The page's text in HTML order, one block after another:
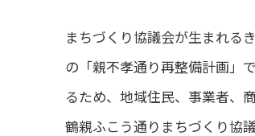
まちづくり協議会が生まれる
の「親不孝通り再整備計画」
るため、地域住民、事業者、
鶴親ふこう通りまちづくり協